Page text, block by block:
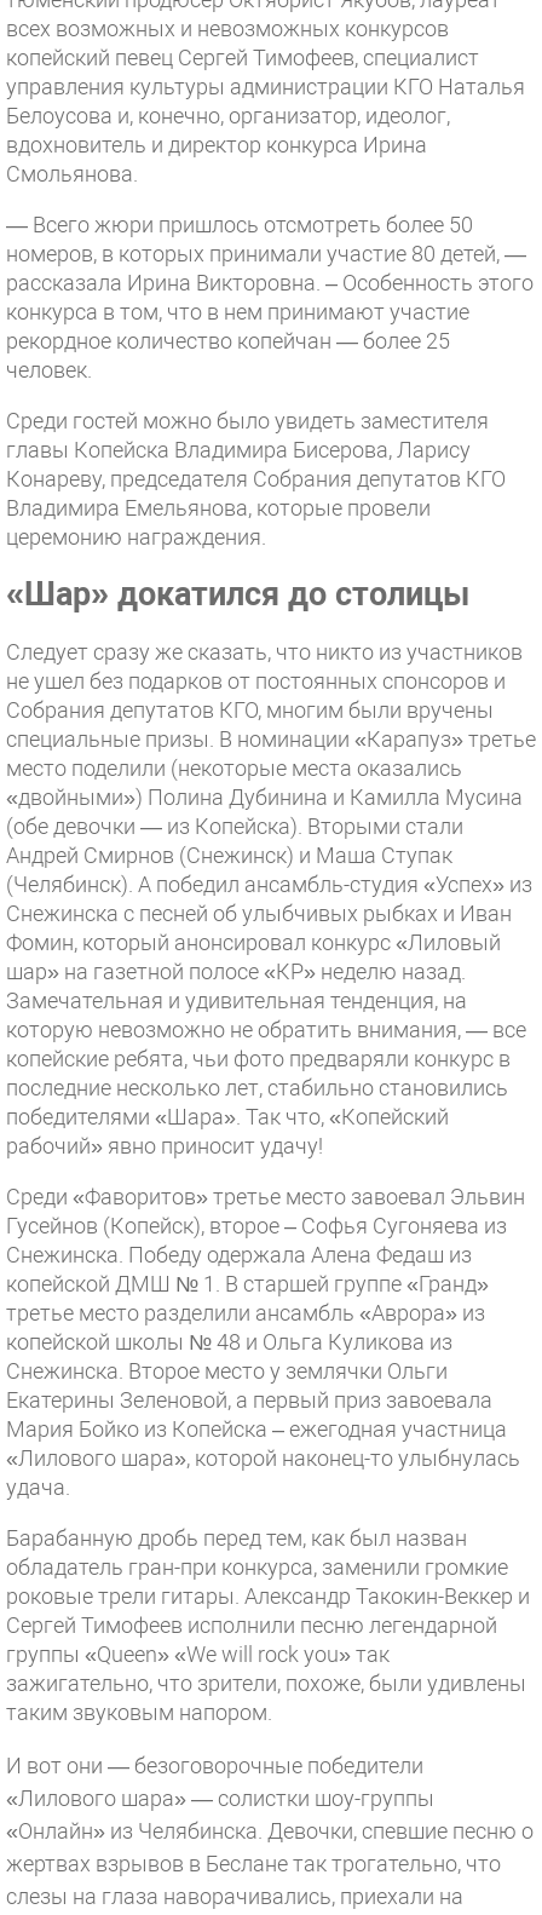
всех возможных и невозможных конкурсов
копейский певец Сергей Тимофеев, специалист
управления культуры администрации КГО Наталья
Белоусова и, конечно, организатор, идеолог,
вдохновитель и директор конкурса Ирина
Смольянова.
— Всего жюри пришлось отсмотреть более 50
номеров, в которых принимали участие 80 детей, —
рассказала Ирина Викторовна. – Особенность этого
конкурса в том, что в нем принимают участие
рекордное количество копейчан — более 25
человек.
Среди гостей можно было увидеть заместителя
главы Копейска Владимира Бисерова, Ларису
Конареву, председателя Собрания депутатов КГО
Владимира Емельянова, которые провели
церемонию награждения.
«Шар» докатился до столицы
Следует сразу же сказать, что никто из участников
не ушел без подарков от постоянных спонсоров и
Собрания депутатов КГО, многим были вручены
специальные призы. В номинации «Карапуз» третье
место поделили (некоторые места оказались
«двойными») Полина Дубинина и Камилла Мусина
(обе девочки — из Копейска). Вторыми стали
Андрей Смирнов (Снежинск) и Маша Ступак
(Челябинск). А победил ансамбль-студия «Успех» из
Снежинска с песней об улыбчивых рыбках и Иван
Фомин, который анонсировал конкурс «Лиловый
шар» на газетной полосе «КР» неделю назад.
Замечательная и удивительная тенденция, на
которую невозможно не обратить внимания, — все
копейские ребята, чьи фото предваряли конкурс в
последние несколько лет, стабильно становились
победителями «Шара». Так что, «Копейский
рабочий» явно приносит удачу!
Среди «Фаворитов» третье место завоевал Эльвин
Гусейнов (Копейск), второе – Софья Сугоняева из
Снежинска. Победу одержала Алена Федаш из
копейской ДМШ № 1. В старшей группе «Гранд»
третье место разделили ансамбль «Аврора» из
копейской школы № 48 и Ольга Куликова из
Снежинска. Второе место у землячки Ольги
Екатерины Зеленовой, а первый приз завоевала
Мария Бойко из Копейска – ежегодная участница
«Лилового шара», которой наконец-то улыбнулась
удача.
Барабанную дробь перед тем, как был назван
обладатель гран-при конкурса, заменили громкие
роковые трели гитары. Александр Такокин-Веккер и
Сергей Тимофеев исполнили песню легендарной
группы «Queen» «We will rock you» так
зажигательно, что зрители, похоже, были удивлены
таким звуковым напором.
И вот они — безоговорочные победители
«Лилового шара» — солистки шоу-группы
«Онлайн» из Челябинска. Девочки, спевшие песню о
жертвах взрывов в Беслане так трогательно, что
слезы на глаза наворачивались, приехали на